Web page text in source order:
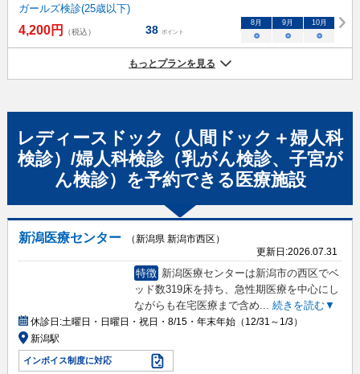
ガールズ検診(25歳以下)
4,200円 （税込） 38 ポイント
8月 9月 10月
○ ○ ○
もっとプランを見る
レディースドック（人間ドック＋婦人科
検診）/婦人科検診（乳がん検診、子宮が
ん検診） を予約できる 医療施設
新潟医療センター
（新潟県 新潟市西区）
更新日:2026.07.31
特徴 新潟医療センターは新潟市の西区でベ
ッド数319床を持ち、急性期医療を中心にし
ながらも在宅医療まで含め... 続きを読む▼
休診日:土曜日・日曜日・祝日・8/15・年末年始（12/31～1/3）
新潟駅
インボイス制度に対応